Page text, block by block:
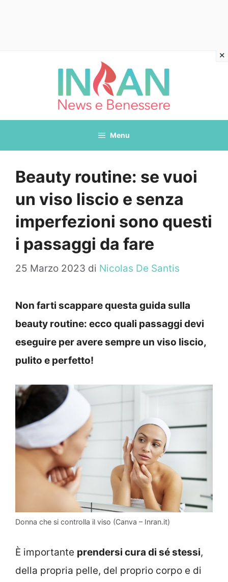
Menu
Beauty routine: se vuoi
un viso liscio e senza
imperfezioni sono questi
i passaggi da fare
25 Marzo 2023 di Nicolas De Santis
Non farti scappare questa guida sulla
beauty routine: ecco quali passaggi devi
eseguire per avere sempre un viso liscio,
pulito e perfetto!
Donna che si controlla il viso (Canva – Inran.it)
È importante prendersi cura di sé stessi,
della propria pelle, del proprio corpo e di